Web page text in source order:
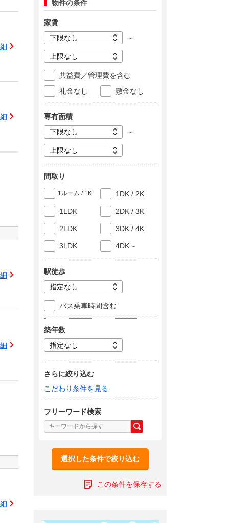
物件の条件
家賃
～
共益費／管理費を含む
礼金なし
敷金なし
専有面積
～
間取り
1ルーム / 1K 1DK / 2K
1LDK 2DK / 3K
2LDK 3DK / 4K
3LDK 4DK～
駅徒歩
バス乗車時間含む
築年数
さらに絞り込む
こだわり条件を見る
フリーワード検索
選択した条件で絞り込む
この条件を保存する